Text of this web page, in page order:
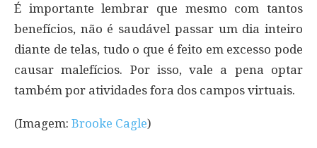
É importante lembrar que mesmo com tantos
benefícios, não é saudável passar um dia inteiro
diante de telas, tudo o que é feito em excesso pode
causar malefícios. Por isso, vale a pena optar
também por atividades fora dos campos virtuais.
(Imagem: Brooke Cagle)